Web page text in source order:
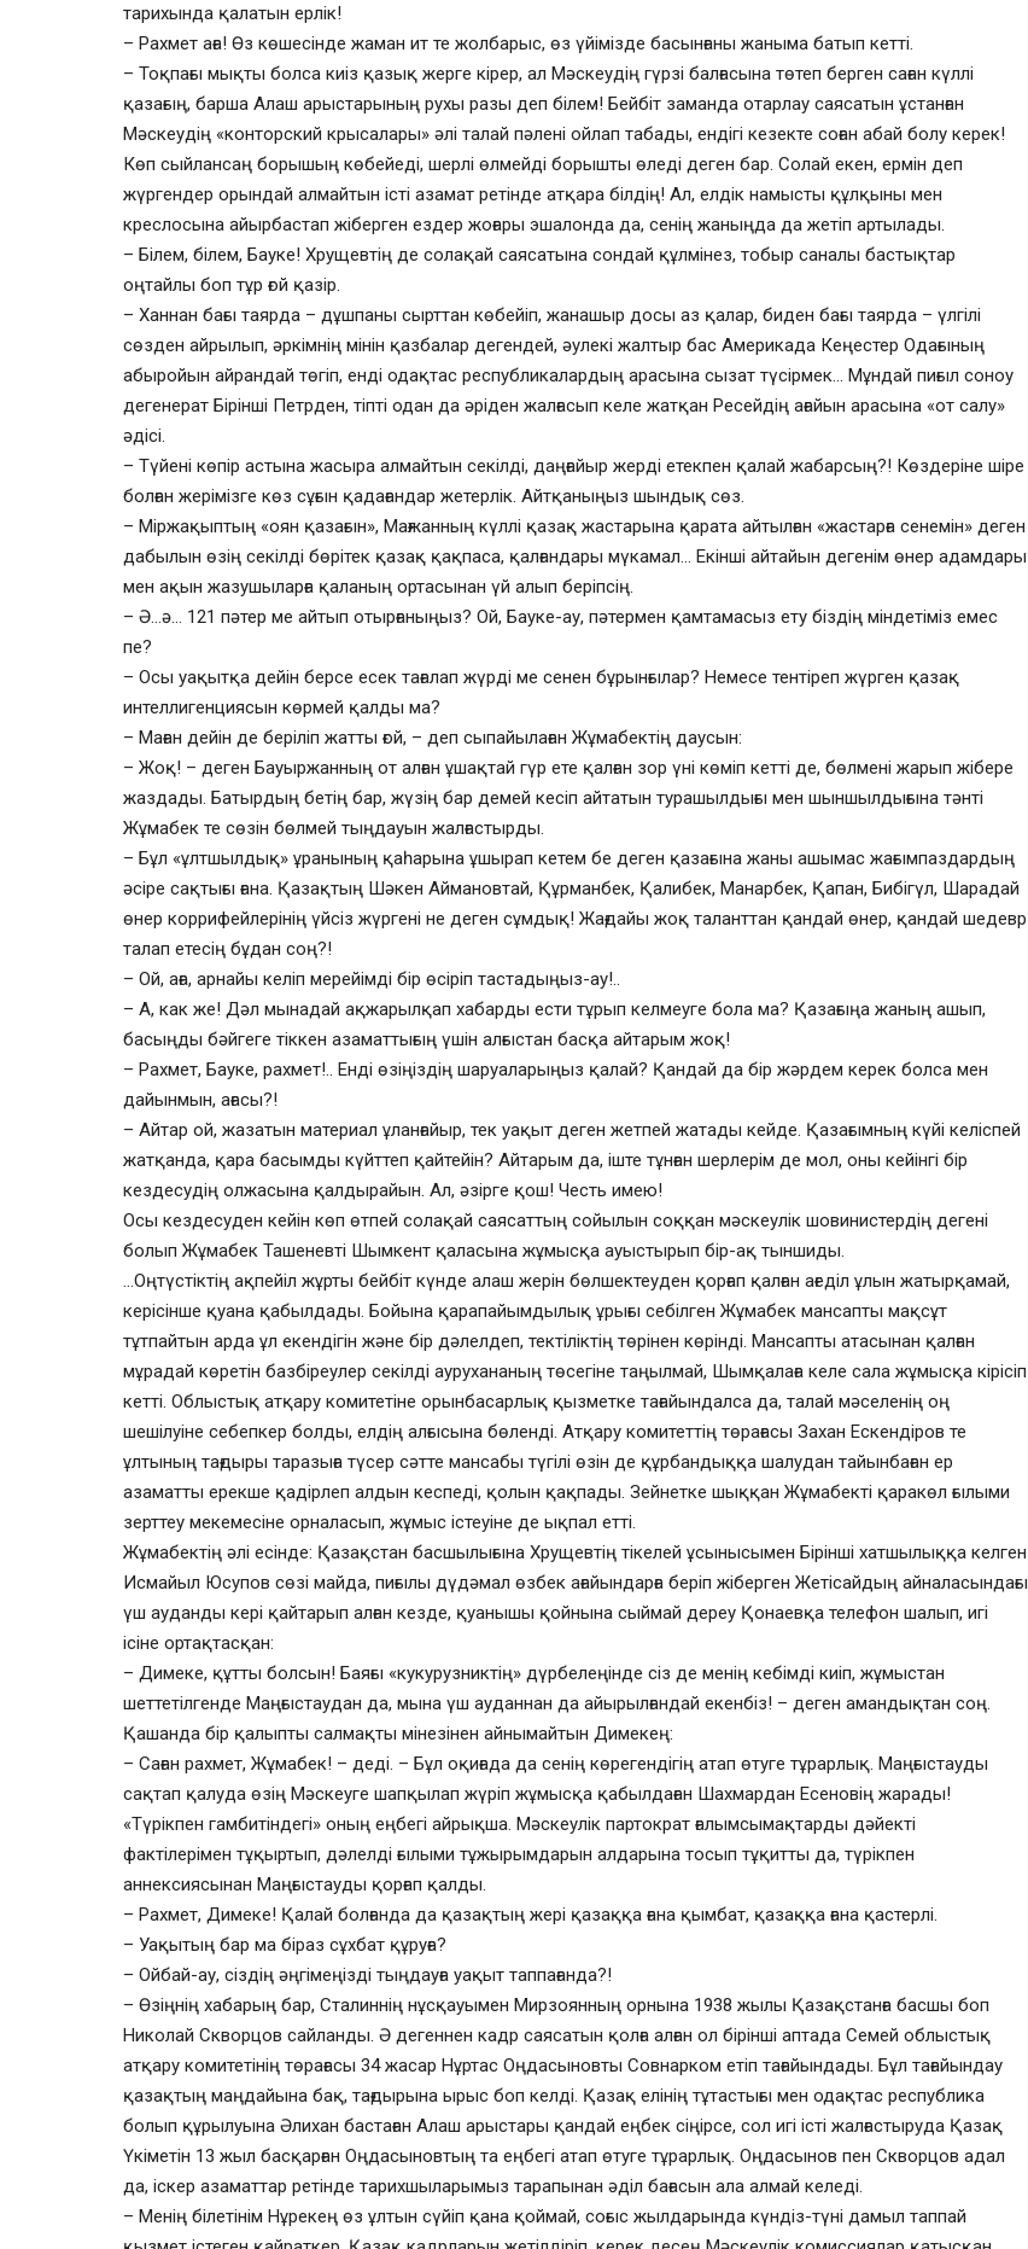
тарихында қалатын ерлік!
– Рахмет аға! Өз көшесінде жаман ит те жолбарыс, өз үйімізде басынғаны жаныма батып кетті.
– Тоқпағы мықты болса киіз қазық жерге кірер, ал Мәскеудің гүрзі балғасына төтеп берген саған күллі
қазағың, барша Алаш арыстарының рухы разы деп білем! Бейбіт заманда отарлау саясатын ұстанған
Мәскеудің «конторский крысалары» әлі талай пәлені ойлап табады, ендігі кезекте соған абай болу керек!
Көп сыйлансаң борышың көбейеді, шерлі өлмейді борышты өледі деген бар. Солай екен, ермін деп
жүргендер орындай алмайтын істі азамат ретінде атқара білдің! Ал, елдік намысты құлқыны мен
креслосына айырбастап жіберген ездер жоғары эшалонда да, сенің жаныңда да жетіп артылады.
– Білем, білем, Бауке! Хрущевтің де солақай саясатына сондай құлмінез, тобыр саналы бастықтар
оңтайлы боп тұр ғой қазір.
– Ханнан бағы таярда – дұшпаны сырттан көбейіп, жанашыр досы аз қалар, биден бағы таярда – үлгілі
сөзден айрылып, әркімнің мінін қазбалар дегендей, әулекі жалтыр бас Америкада Кеңестер Одағының
абыройын айрандай төгіп, енді одақтас республикалардың арасына сызат түсірмек… Мұндай пиғыл соноу
дегенерат Бірінші Петрден, тіпті одан да әріден жалғасып келе жатқан Ресейдің ағайын арасына «от салу»
әдісі.
– Түйені көпір астына жасыра алмайтын секілді, даңғайыр жерді етекпен қалай жабарсың?! Көздеріне шіре
болған жерімізге көз сұғын қадағандар жетерлік. Айтқаныңыз шындық сөз.
– Міржақыптың «оян қазағын», Мағжанның күллі қазақ жастарына қарата айтылған «жастарға сенемін» деген
дабылын өзің секілді бөрітек қазақ қақпаса, қалғандары мүкамал… Екінші айтайын дегенім өнер адамдары
мен ақын жазушыларға қаланың ортасынан үй алып беріпсің.
– Ә…ә… 121 пәтер ме айтып отырғаныңыз? Ой, Бауке-ау, пәтермен қамтамасыз ету біздің міндетіміз емес
пе?
– Осы уақытқа дейін берсе есек тағалап жүрді ме сенен бұрынғылар? Немесе тентіреп жүрген қазақ
интеллигенциясын көрмей қалды ма?
– Маған дейін де беріліп жатты ғой, – деп сыпайылаған Жұмабектің даусын:
– Жоқ! – деген Бауыржанның от алған ұшақтай гүр ете қалған зор үні көміп кетті де, бөлмені жарып жібере
жаздады. Батырдың бетің бар, жүзің бар демей кесіп айтатын турашылдығы мен шыншылдығына тәнті
Жұмабек те сөзін бөлмей тыңдауын жалғастырды.
– Бұл «ұлтшылдық» ұранының қаһарына ұшырап кетем бе деген қазағына жаны ашымас жағымпаздардың
әсіре сақтығы ғана. Қазақтың Шәкен Аймановтай, Құрманбек, Қалибек, Манарбек, Қапан, Бибігүл, Шарадай
өнер коррифейлерінің үйсіз жүргені не деген сұмдық! Жағдайы жоқ таланттан қандай өнер, қандай шедевр
талап етесің бұдан соң?!
– Ой, аға, арнайы келіп мерейімді бір өсіріп тастадыңыз-ау!..
– А, как же! Дәл мынадай ақжарылқап хабарды ести тұрып келмеуге бола ма? Қазағыңа жаның ашып,
басыңды бәйгеге тіккен азаматтығың үшін алғыстан басқа айтарым жоқ!
– Рахмет, Бауке, рахмет!.. Енді өзіңіздің шаруаларыңыз қалай? Қандай да бір жәрдем керек болса мен
дайынмын, ағасы?!
– Айтар ой, жазатын материал ұланғайыр, тек уақыт деген жетпей жатады кейде. Қазағымның күйі келіспей
жатқанда, қара басымды күйттеп қайтейін? Айтарым да, іште тұнған шерлерім де мол, оны кейінгі бір
кездесудің олжасына қалдырайын. Ал, әзірге қош! Честь имею!
Осы кездесуден кейін көп өтпей солақай саясаттың сойылын соққан мәскеулік шовинистердің дегені
болып Жұмабек Ташеневті Шымкент қаласына жұмысқа ауыстырып бір-ақ тыншиды.
…Оңтүстіктің ақпейіл жұрты бейбіт күнде алаш жерін бөлшектеуден қорғап қалған ағеділ ұлын жатырқамай,
керісінше қуана қабылдады. Бойына қарапайымдылық ұрығы себілген Жұмабек мансапты мақсұт
тұтпайтын арда ұл екендігін және бір дәлелдеп, тектіліктің төрінен көрінді. Мансапты атасынан қалған
мұрадай көретін базбіреулер секілді аурухананың төсегіне таңылмай, Шымқалаға келе сала жұмысқа кірісіп
кетті. Облыстық атқару комитетіне орынбасарлық қызметке тағайындалса да, талай мәселенің оң
шешілуіне себепкер болды, елдің алғысына бөленді. Атқару комитеттің төрағасы Захан Ескендіров те
ұлтының тағдыры таразыға түсер сәтте мансабы түгілі өзін де құрбандыққа шалудан тайынбаған ер
азаматты ерекше қадірлеп алдын кеспеді, қолын қақпады. Зейнетке шыққан Жұмабекті қаракөл ғылыми
зерттеу мекемесіне орналасып, жұмыс істеуіне де ықпал етті.
Жұмабектің әлі есінде: Қазақстан басшылығына Хрущевтің тікелей ұсынысымен Бірінші хатшылыққа келген
Исмайыл Юсупов сөзі майда, пиғылы дүдәмал өзбек ағайындарға беріп жіберген Жетісайдың айналасындағы
үш ауданды кері қайтарып алған кезде, қуанышы қойнына сыймай дереу Қонаевқа телефон шалып, игі
ісіне ортақтасқан:
– Димеке, құтты болсын! Баяғы «кукурузниктің» дүрбелеңінде сіз де менің кебімді киіп, жұмыстан
шеттетілгенде Маңғыстаудан да, мына үш ауданнан да айырылғандай екенбіз! – деген амандықтан соң.
Қашанда бір қалыпты салмақты мінезінен айнымайтын Димекең:
– Саған рахмет, Жұмабек! – деді. – Бұл оқиғада да сенің көрегендігің атап өтуге тұрарлық. Маңғыстауды
сақтап қалуда өзің Мәскеуге шапқылап жүріп жұмысқа қабылдаған Шахмардан Есеновің жарады!
«Түрікпен гамбитіндегі» оның еңбегі айрықша. Мәскеулік партократ ғалымсымақтарды дәйекті
фактілерімен тұқыртып, дәлелді ғылыми тұжырымдарын алдарына тосып тұқитты да, түрікпен
аннексиясынан Маңғыстауды қорғап қалды.
– Рахмет, Димеке! Қалай болғанда да қазақтың жері қазаққа ғана қымбат, қазаққа ғана қастерлі.
– Уақытың бар ма біраз сұхбат құруға?
– Ойбай-ау, сіздің әңгімеңізді тыңдауға уақыт таппағанда?!
– Өзіңнің хабарың бар, Сталиннің нұсқауымен Мирзоянның орнына 1938 жылы Қазақстанға басшы боп
Николай Скворцов сайланды. Ә дегеннен кадр саясатын қолға алған ол бірінші аптада Семей облыстық
атқару комитетінің төрағасы 34 жасар Нұртас Оңдасыновты Совнарком етіп тағайындады. Бұл тағайындау
қазақтың маңдайына бақ, тағдырына ырыс боп келді. Қазақ елінің тұтастығы мен одақтас республика
болып құрылуына Әлихан бастаған Алаш арыстары қандай еңбек сіңірсе, сол игі істі жалғастыруда Қазақ
Үкіметін 13 жыл басқарған Оңдасыновтың та еңбегі атап өтуге тұрарлық. Оңдасынов пен Скворцов адал
да, іскер азаматтар ретінде тарихшыларымыз тарапынан әділ бағасын ала алмай келеді.
– Менің білетінім Нұрекең өз ұлтын сүйіп қана қоймай, соғыс жылдарында күндіз-түні дамыл таппай